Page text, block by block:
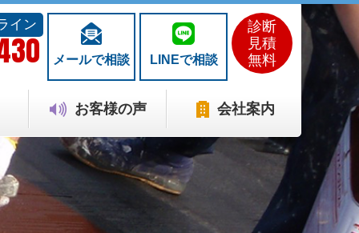
イン
メールで相談 LINEで相談
診断
見積
無料
お客様の声 会社案内